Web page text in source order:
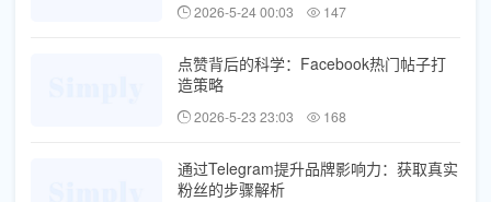
2026-5-24 00:03 147
点赞背后的科学：Facebook热门帖子打
造策略
2026-5-23 23:03 168
通过Telegram提升品牌影响力：获取真实
粉丝的步骤解析